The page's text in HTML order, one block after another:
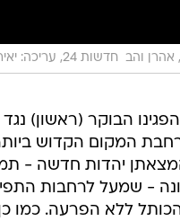
חדשות 24, עריכה: יאיר דניאל
הפגינו הבוקר (ראשון)
המקום הקדוש
יהדות חדשה -
- שמעל לרחבות
ללא הפרעה.